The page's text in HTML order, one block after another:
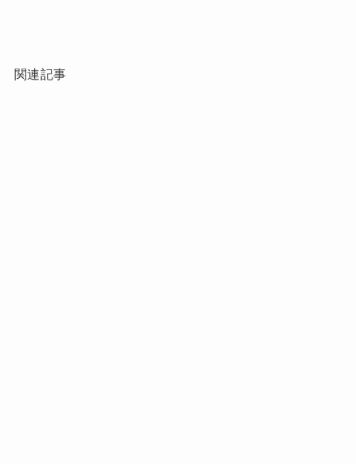
関連記事